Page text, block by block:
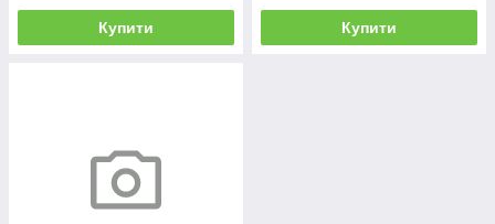
Купити Купити